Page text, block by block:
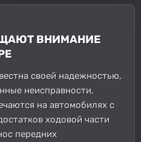
ВНИМАНИЕ
своей надежностью,
неисправности,
на автомобилях с
ходовой части
передних